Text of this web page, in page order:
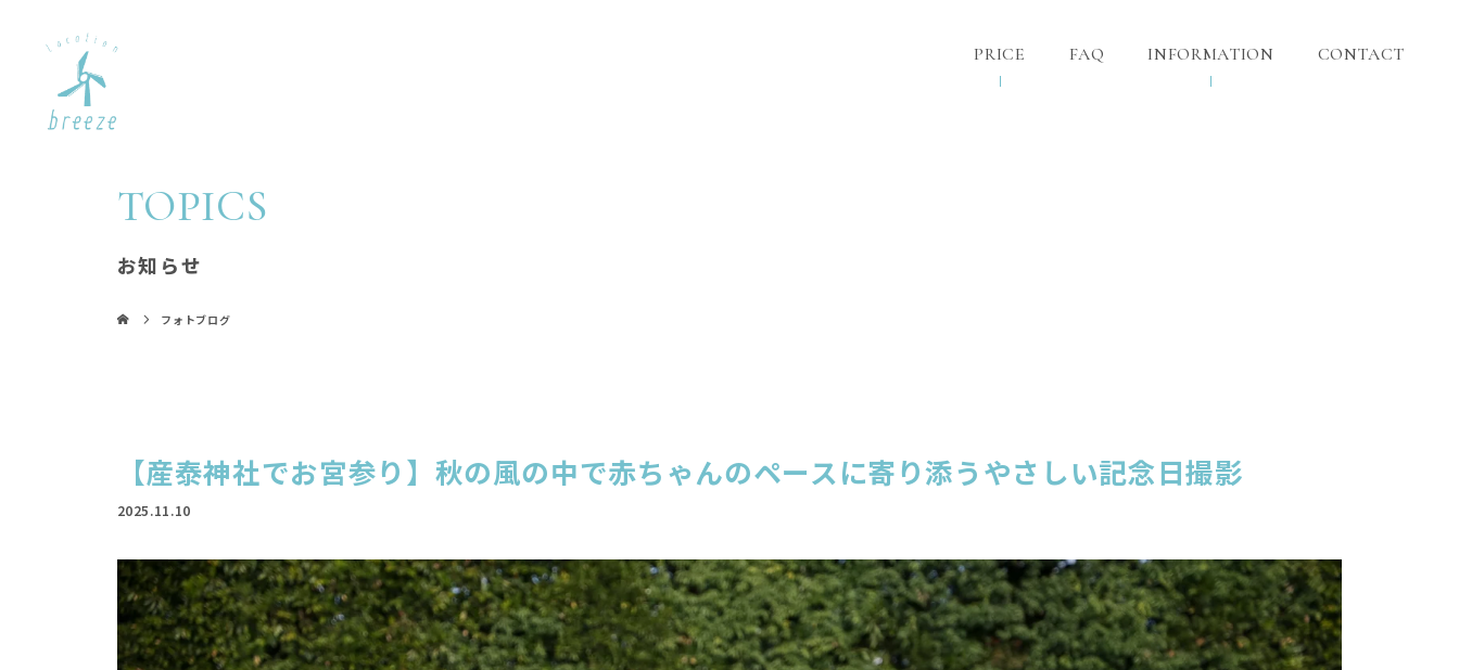
PRICE FAQ INFORMATION CONTACT
TOPICS
お知らせ
フォトブログ
【産泰神社でお宮参り】秋の風の中で赤ちゃんのペースに寄り添うやさしい記念日撮影
2025.11.10